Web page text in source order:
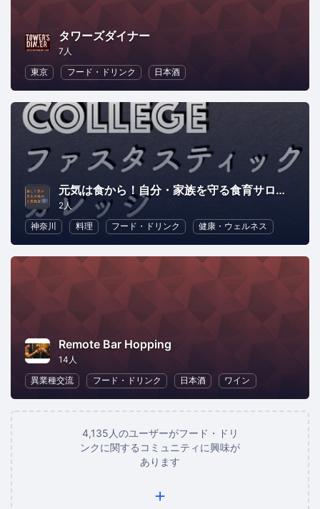
タワーズダイナー
7人
東京
フード・ドリンク 日本酒
元気は食から！自分・家族を守る食育サロン ＠ 藤沢
2人
神奈川
料理 フード・ドリンク 健康・ウェルネス
Remote Bar Hopping
14人
異業種交流
フード・ドリンク 日本酒 ワイン
4,135人のユーザーがフード・ドリ
ンクに関するコミュニティに興味が
あります
+